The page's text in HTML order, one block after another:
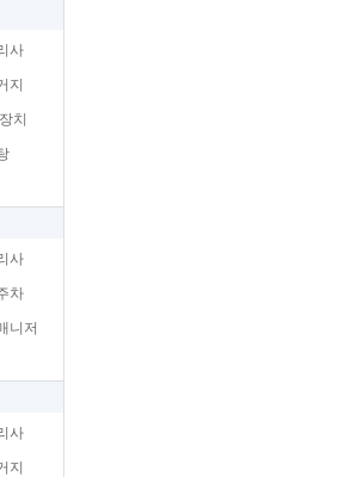
사
지
치
사
차
니저
사
지